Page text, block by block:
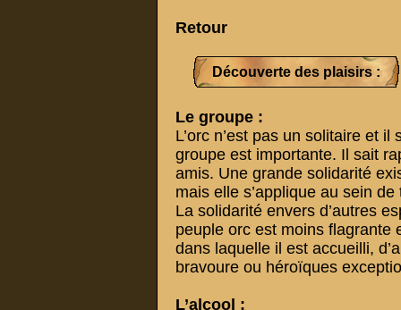
Retour
Découverte des plaisirs :
Le groupe :
L’orc n’est pas un solitaire et
groupe est importante. Il sait
amis. Une grande solidarité
mais elle s’applique au sein
La solidarité envers d’autres
peuple orc est moins flagrante
dans laquelle il est accueilli,
bravoure ou héroïques
L’alcool :